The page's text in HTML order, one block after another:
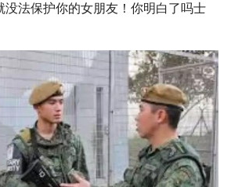
没法保护你的女朋友！你明白了吗士